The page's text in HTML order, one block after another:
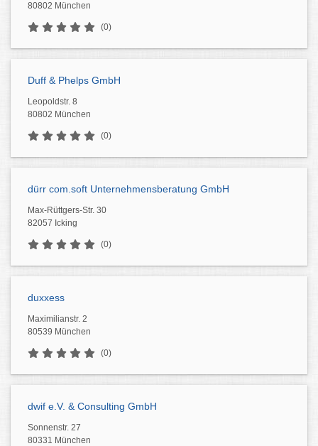
80802 München
(0)
Duff & Phelps GmbH
Leopoldstr. 8
80802 München
(0)
dürr com.soft Unternehmensberatung GmbH
Max-Rüttgers-Str. 30
82057 Icking
(0)
duxxess
Maximilianstr. 2
80539 München
(0)
dwif e.V. & Consulting GmbH
Sonnenstr. 27
80331 München